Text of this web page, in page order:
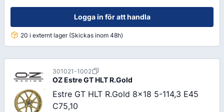
Logga in för att handla
20 i externt lager (Skickas inom 48h)
301021-1002
OZ Estre GT HLT R.Gold
Estre GT HLT R.Gold 8x18 5-114,3 E45
C75,10